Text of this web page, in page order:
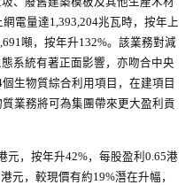
電量達1,393,204兆瓦時，按年上
噸，按年升132%。該業務對減
系統有著正面影響，亦吻合中央
生物質綜合利用項目，在建項目
業務將可為集團帶來更大盈利貢
元，按年升42%，每股盈利0.65港
元，較現價有約19%潛在升幅，